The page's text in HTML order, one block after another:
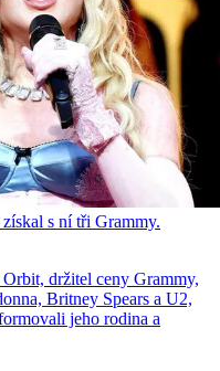
s ní tři Grammy.
držitel ceny Grammy,
Britney Spears a U2,
jeho rodina a